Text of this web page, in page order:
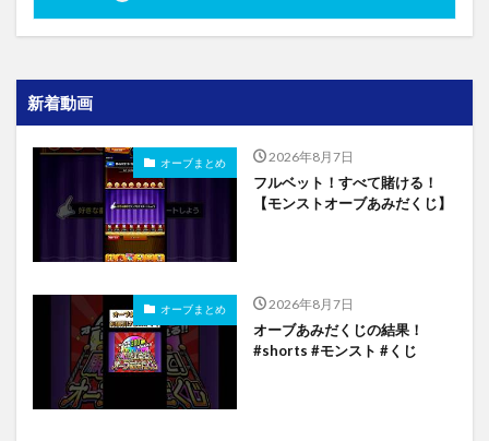
新着動画
オーブまとめ 2026年8月7日
フルベット！すべて賭ける！
【モンストオーブあみだくじ】
オーブまとめ 2026年8月7日
オーブあみだくじの結果！
#shorts #モンスト #くじ